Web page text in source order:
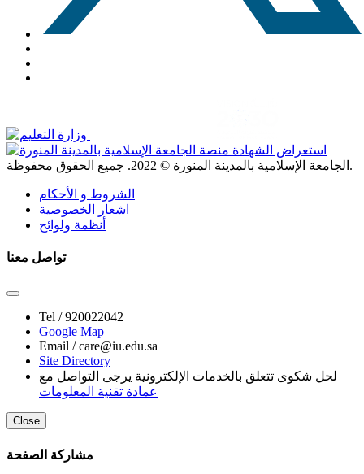
الجامعة الإسلامية بالمدينة المنورة © 2022 . جميع الحقوق محفوظة.
الشروط و الأحكام
اشعار الخصوصية
أنظمة ولوائح
تواصل معنا
Tel /920022042
Google Map
Email /care@iu.edu.sa
Site Directory
لحل شكوى تتعلق بالخدمات الإلكترونية يرجى التواصل مع
عمادة تقنية المعلومات
Close
مشاركة الصفحة